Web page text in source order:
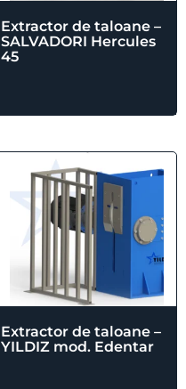
Extractor de taloane –
SALVADORI Hercules
45
Extractor de taloane –
YILDIZ mod. Edentar